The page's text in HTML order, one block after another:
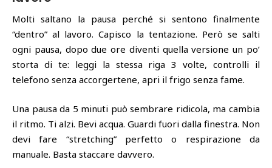
Molti saltano la pausa perché si sentono finalmente
“dentro” al lavoro. Capisco la tentazione. Però se salti
ogni pausa, dopo due ore diventi quella versione un po’
storta di te: leggi la stessa riga 3 volte, controlli il
telefono senza accorgertene, apri il frigo senza fame.
Una pausa da 5 minuti può sembrare ridicola, ma cambia
il ritmo. Ti alzi. Bevi acqua. Guardi fuori dalla finestra. Non
devi fare “stretching” perfetto o respirazione da
manuale. Basta staccare davvero.